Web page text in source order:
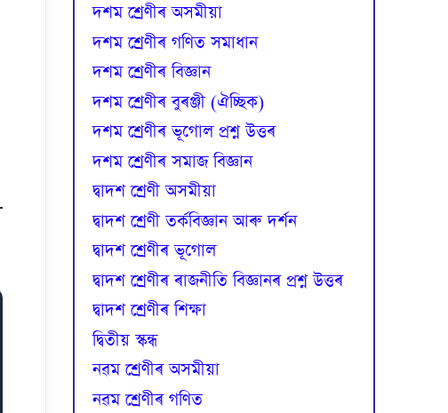
দশম শ্ৰেণীৰ অসমীয়া
দশম শ্ৰেণীৰ গণিত সমাধান
দশম শ্ৰেণীৰ বিজ্ঞান
দশম শ্ৰেণীৰ বুৰঞ্জী (ঐচ্ছিক)
দশম শ্ৰেণীৰ ভূগোল প্ৰশ্ন উত্তৰ
দশম শ্ৰেণীৰ সমাজ বিজ্ঞান
দ্বাদশ শ্ৰেণী অসমীয়া
দ্বাদশ শ্ৰেণী তৰ্কবিজ্ঞান আৰু দৰ্শন
দ্বাদশ শ্ৰেণীৰ ভূগোল
দ্বাদশ শ্ৰেণীৰ ৰাজনীতি বিজ্ঞানৰ প্ৰশ্ন উত্তৰ
দ্বাদশ শ্ৰেণীৰ শিক্ষা
দ্বিতীয় স্কন্ধ
নৱম শ্ৰেণীৰ অসমীয়া
নৱম শ্ৰেণীৰ গণিত